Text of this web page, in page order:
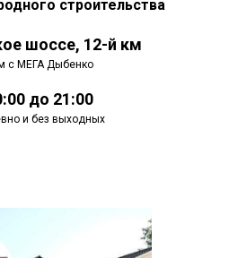
строительства
шоссе, 12-й км
с МЕГА Дыбенко
до 21:00
и без выходных